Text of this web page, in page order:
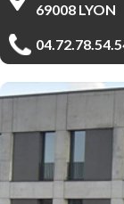
69008 LYON